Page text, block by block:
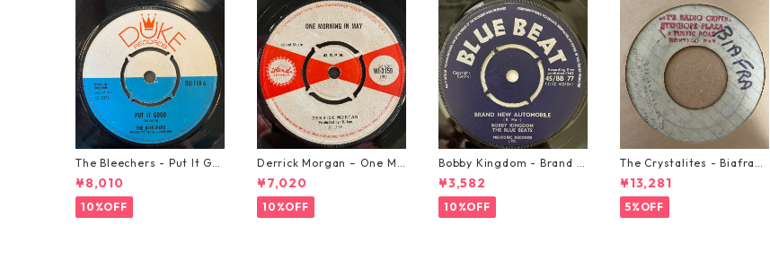
The Bleechers - Put It Go
od 【7-21637】
¥8,010
10%OFF
Derrick Morgan – One Mo
rning In May【7-21653】
¥7,020
10%OFF
Bobby Kingdom - Brand N
ew Automobile【7-2088
9】
¥3,582
10%OFF
The Crystalites - Biafra
【7-21293】
¥13,281
5%OFF